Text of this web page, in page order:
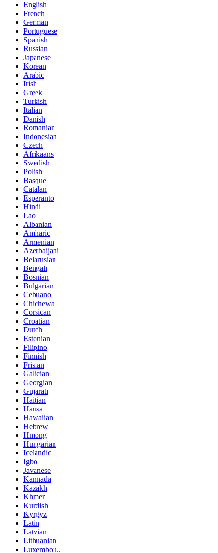
English
French
German
Portuguese
Spanish
Russian
Japanese
Korean
Arabic
Irish
Greek
Turkish
Italian
Danish
Romanian
Indonesian
Czech
Afrikaans
Swedish
Polish
Basque
Catalan
Esperanto
Hindi
Lao
Albanian
Amharic
Armenian
Azerbaijani
Belarusian
Bengali
Bosnian
Bulgarian
Cebuano
Chichewa
Corsican
Croatian
Dutch
Estonian
Filipino
Finnish
Frisian
Galician
Georgian
Gujarati
Haitian
Hausa
Hawaiian
Hebrew
Hmong
Hungarian
Icelandic
Igbo
Javanese
Kannada
Kazakh
Khmer
Kurdish
Kyrgyz
Latin
Latvian
Lithuanian
Luxembou..